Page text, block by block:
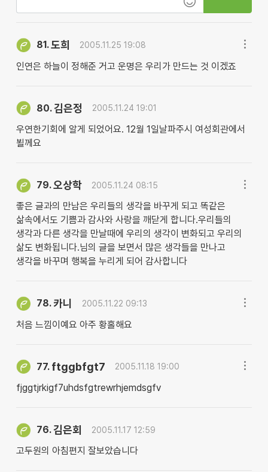
81.도희 2005.11.25 19:08
인연은 하늘이 정해준 거고 운명은 우리가 만드는 것 이겠죠
80.김은정 2005.11.24 19:01
우연한기회에 알게 되었어요. 12월 1일날파주시 여성회관에서
뵐께요
79.오상학 2005.11.24 08:15
좋은 글과의 만남은 우리들의 생각을 바꾸게 되고 똑같은
삶속에서도 기쁨과 감사와 사랑을 깨닫게 합니다.우리들의
생각과 다른 생각을 만날때에 우리의 생각이 변화되고 우리의
삶도 변화됩니다.님의 글을 보면서 많은 생각들을 만나고
생각을 바꾸며 행복을 누리게 되어 감사합니다
78. 카니 2005.11.22 09:13
처음 느낌이예요 아주 황홀해요
77. ftggbfgt7 2005.11.18 19:00
fjggtjrkigf7uhdsfgtrewrhjemdsgfv
76.김은회 2005.11.17 12:59
고두원의 아침편지 잘보았습니다